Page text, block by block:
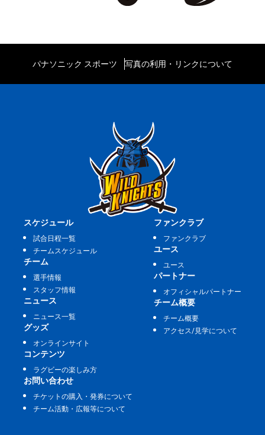
パナソニック スポーツ 写真の利用・リンクについて
スケジュール
試合日程一覧
チームスケジュール
チーム
選手情報
スタッフ情報
ニュース
ニュース一覧
グッズ
オンラインサイト
ファンクラブ
ファンクラブ
ユース
ユース
パートナー
オフィシャルパートナー
チーム概要
チーム概要
アクセス/見学について
コンテンツ
ラグビーの楽しみ方
お問い合わせ
チケットの購入・発券について
チーム活動・広報等について